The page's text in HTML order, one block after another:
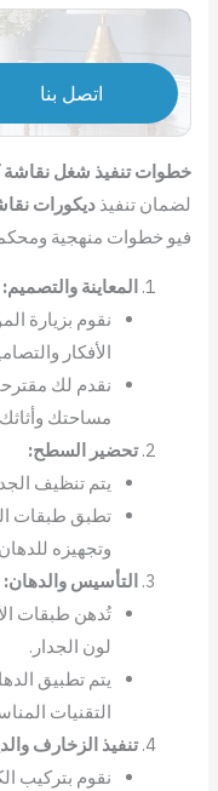
اتصل بنا
خطوات تنفيذ شغل
لضمان تنفيذديكورات
فيو خطوات منهجية
المعاينة والتصميم:
نقوم بزيارة
الأفكار
نقدم لك
مساحتك
تحضير السطح:
يتم تنظيف
تطبق طبقات
وتجهيزه
التأسيس والدهان:
تُدهن طبقات
لون الجدار.
يتم تطبيق
التقنيات
تنفيذ الزخارف
نقوم بتركيب